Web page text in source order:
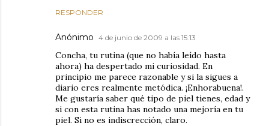
RESPONDER
Anónimo 4 de junio de 2009 a las 15:13
Concha, tu rutina (que no había leído hasta
ahora) ha despertado mi curiosidad. En
principio me parece razonable y si la sigues a
diario eres realmente metódica. ¡Enhorabuena!.
Me gustaría saber qué tipo de piel tienes, edad y
si con esta rutina has notado una mejoría en tu
piel. Si no es indiscrección, claro.